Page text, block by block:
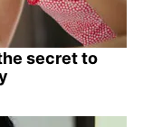
secret to